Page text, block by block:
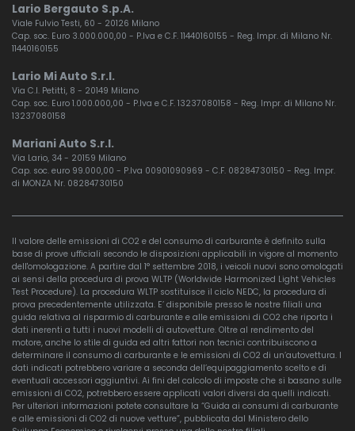
Lario Bergauto S.p.A.
Viale Fulvio Testi, 60 - 20126 Milano
Cap. soc. Euro 3.000.000,00 - P.Iva e C.F. 11440160155 - Reg. Impr. di Milano Nr.
11440160155
Lario Mi Auto S.r.l.
Via C.I. Petitti, 8 - 20149 Milano
Cap. soc. Euro 1.000.000,00 - P.Iva e C.F. 13237080158 - Reg. Impr. di Milano Nr.
13237080158
Mariani Auto S.r.l.
Via Lario, 34 - 20159 Milano
Cap. soc. euro 99.000,00 - P.Iva 00901090969 - C.F. 08284730150 - Reg. Impr.
di MONZA Nr. 08284730150
Il valore delle emissioni di CO2 e del consumo di carburante è definito sulla
base di prove ufficiali secondo le disposizioni applicabili in vigore al momento
dell'omologazione. A partire dal 1° settembre 2018, i veicoli nuovi sono omologati
ai sensi della procedura di prova WLTP (Worldwide Harmonized Light Vehicles
Test Procedure). La procedura WLTP sostituisce il ciclo NEDC, la procedura di
prova precedentemente utilizzata. E’ disponibile presso le nostre filiali una
guida relativa al risparmio di carburante e alle emissioni di CO2 che riporta i
dati inerenti a tutti i nuovi modelli di autovetture. Oltre al rendimento del
motore, anche lo stile di guida ed altri fattori non tecnici contribuiscono a
determinare il consumo di carburante e le emissioni di CO2 di un’autovettura. I
dati indicati potrebbero variare a seconda dell’equipaggiamento scelto e di
eventuali accessori aggiuntivi. Ai fini del calcolo di imposte che si basano sulle
emissioni di CO2, potrebbero essere applicati valori diversi da quelli indicati.
Per ulteriori informazioni potete consultare la “Guida ai consumi di carburante
e alle emissioni di CO2 di nuove vetture”, pubblicata dal Ministero dello